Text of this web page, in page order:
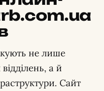
не лише
а й
Сайт